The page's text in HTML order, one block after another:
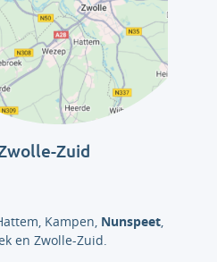
Zuid
Kampen, Nunspeet,
en Zwolle-Zuid.